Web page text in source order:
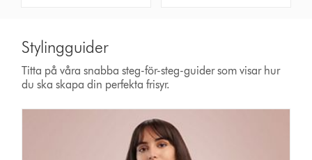
Stylingguider
Titta på våra snabba steg-för-steg-guider som visar hur
du ska skapa din perfekta frisyr.